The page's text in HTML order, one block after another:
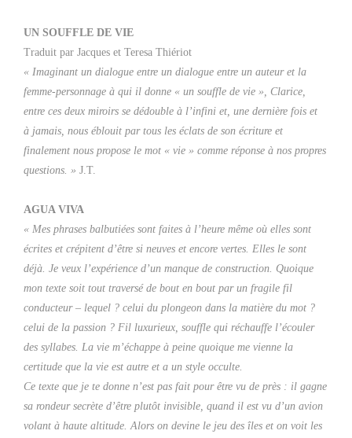
UN SOUFFLE DE VIE
Traduit par Jacques et Teresa Thiériot
« Imaginant un dialogue entre un dialogue entre un auteur et la
femme-personnage à qui il donne « un souffle de vie », Clarice,
entre ces deux miroirs se dédouble à l’infini et, une dernière fois et
à jamais, nous éblouit par tous les éclats de son écriture et
finalement nous propose le mot « vie » comme réponse à nos propres
questions. » J.T.
AGUA VIVA
« Mes phrases balbutiées sont faites à l’heure même où elles sont
écrites et crépitent d’être si neuves et encore vertes. Elles le sont
déjà. Je veux l’expérience d’un manque de construction. Quoique
mon texte soit tout traversé de bout en bout par un fragile fil
conducteur – lequel ? celui du plongeon dans la matière du mot ?
celui de la passion ? Fil luxurieux, souffle qui réchauffe l’écouler
des syllabes. La vie m’échappe à peine quoique me vienne la
certitude que la vie est autre et a un style occulte.
Ce texte que je te donne n’est pas fait pour être vu de près : il gagne
sa rondeur secrète d’être plutôt invisible, quand il est vu d’un avion
volant à haute altitude. Alors on devine le jeu des îles et on voit les